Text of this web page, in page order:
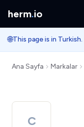
herm.io
🌐This page is in Turkish.
Ana Sayfa Markalar
C